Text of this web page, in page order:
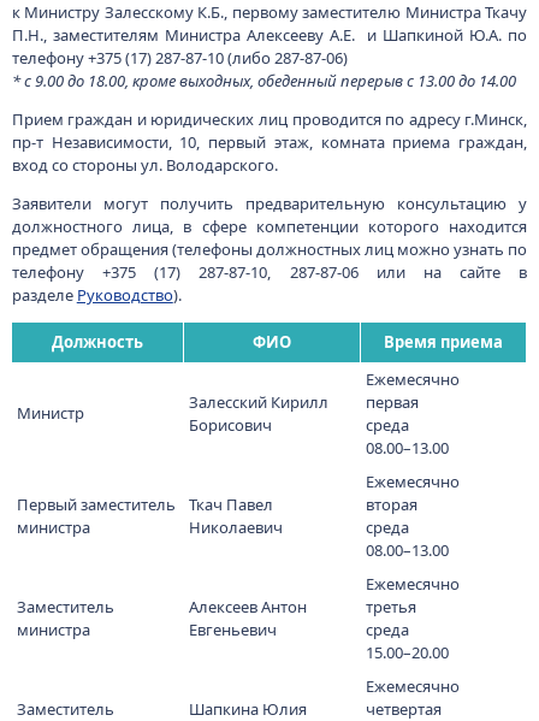
к Министру Залесскому К.Б., первому заместителю Министра Ткачу
П.Н., заместителям Министра Алексееву А.Е. и Шапкиной Ю.А. по
телефону +375 (17) 287-87-10 (либо 287-87-06)
* с 9.00 до 18.00, кроме выходных, обеденный перерыв с 13.00 до 14.00
Прием граждан и юридических лиц проводится по адресу г.Минск,
пр-т Независимости, 10, первый этаж, комната приема граждан,
вход со стороны ул. Володарского.
Заявители могут получить предварительную консультацию у
должностного лица, в сфере компетенции которого находится
предмет обращения (телефоны должностных лиц можно узнать по
телефону +375 (17) 287-87-10, 287-87-06 или на сайте в
разделе Руководство).
Должность ФИО Время приема
Министр
Залесский Кирилл
Борисович
Ежемесячно
первая
среда
08.00–13.00
Первый заместитель
министра
Ткач Павел
Николаевич
Ежемесячно
вторая
среда
08.00–13.00
Заместитель
министра
Алексеев Антон
Евгеньевич
Ежемесячно
третья
среда
15.00–20.00
Заместитель
Шапкина Юлия
Ежемесячно
четвертая